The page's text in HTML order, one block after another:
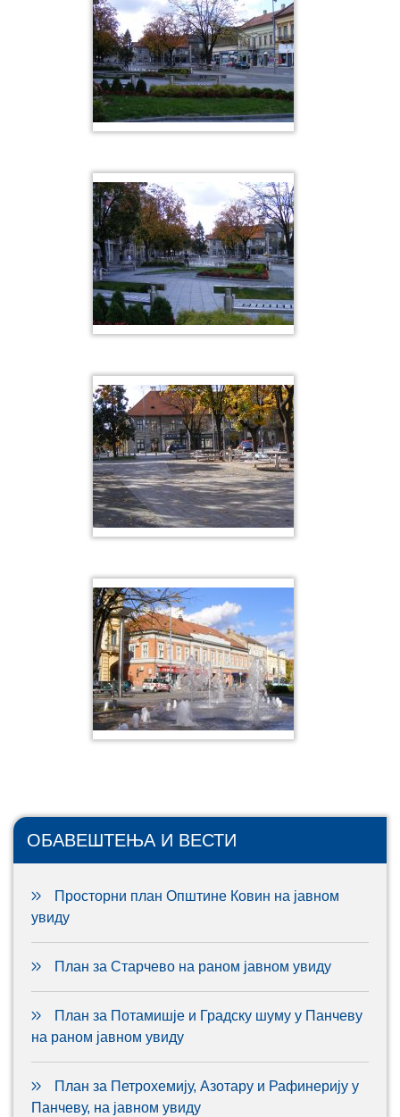
ОБАВЕШТЕЊА И ВЕСТИ
Просторни план Општине Ковин на јавном
увиду
План за Старчево на раном јавном увиду
План за Потамишје и Градску шуму у Панчеву
на раном јавном увиду
План за Петрохемију, Азотару и Рафинерију у
Панчеву, на јавном увиду